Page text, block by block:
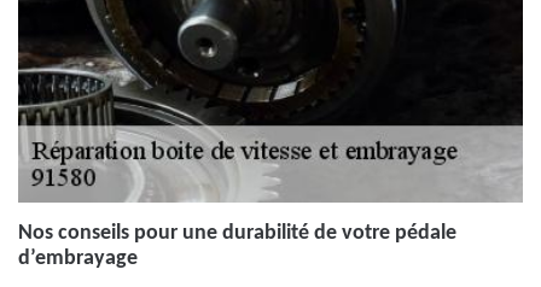
Nos conseils pour une durabilité de votre pédale
d’embrayage